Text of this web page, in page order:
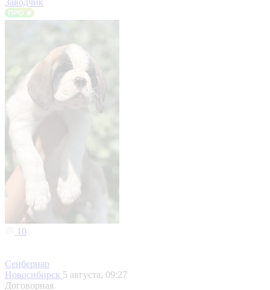
Заводчик
10
Сенбернар
Новосибирск 5 августа, 09:27
Договорная